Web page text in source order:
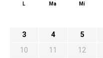
L Ma Mi
3
4 5
10
11 12